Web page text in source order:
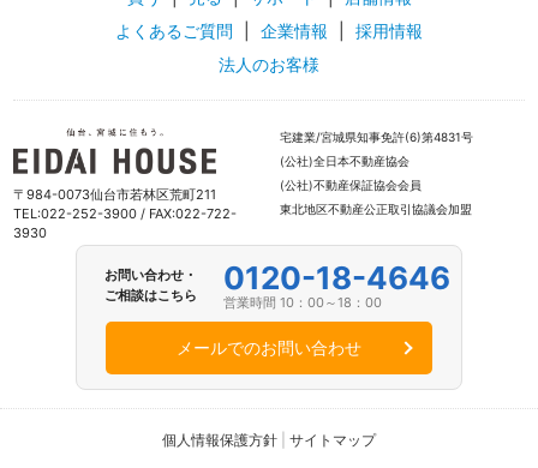
よくあるご質問
企業情報
採用情報
法人のお客様
〒984-0073仙台市若林区荒町211
TEL:022-252-3900 / FAX:022-722-
3930
宅建業/宮城県知事免許(6)第4831号
(公社)全日本不動産協会
(公社)不動産保証協会会員
東北地区不動産公正取引協議会加盟
お問い合わせ・
ご相談はこちら
0120-18-4646
営業時間 10：00～18：00
メールでのお問い合わせ
個人情報保護方針 サイトマップ